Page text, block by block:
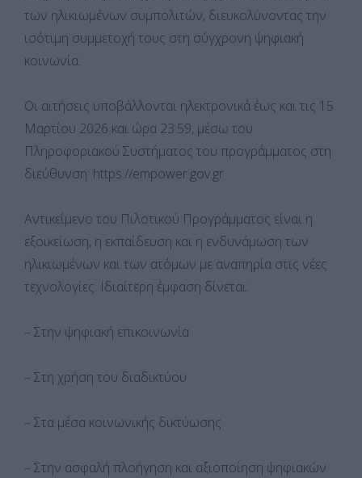
των ηλικιωμένων συμπολιτών, διευκολύνοντας την
ισότιμη συμμετοχή τους στη σύγχρονη ψηφιακή
κοινωνία.
Οι αιτήσεις υποβάλλονται ηλεκτρονικά έως και τις 15
Μαρτίου 2026 και ώρα 23:59, μέσω του
Πληροφοριακού Συστήματος του προγράμματος στη
διεύθυνση: https://empower.gov.gr
Αντικείμενο του Πιλοτικού Προγράμματος είναι η
εξοικείωση, η εκπαίδευση και η ενδυνάμωση των
ηλικιωμένων και των ατόμων με αναπηρία στις νέες
τεχνολογίες. Ιδιαίτερη έμφαση δίνεται:
– Στην ψηφιακή επικοινωνία
– Στη χρήση του διαδικτύου
– Στα μέσα κοινωνικής δικτύωσης
– Στην ασφαλή πλοήγηση και αξιοποίηση ψηφιακών